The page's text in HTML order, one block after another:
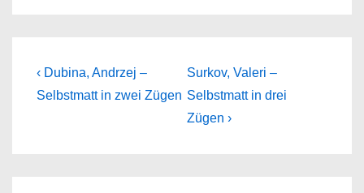
Beitragsnavigation
Previous
Post
‹ Dubina, Andrzej –
Selbstmatt in zwei Zügen
Next
Post
is
Surkov, Valeri –
Selbstmatt in drei
Zügen ›